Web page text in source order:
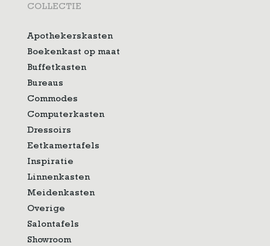
COLLECTIE
Apothekerskasten
Boekenkast op maat
Buffetkasten
Bureaus
Commodes
Computerkasten
Dressoirs
Eetkamertafels
Inspiratie
Linnenkasten
Meidenkasten
Overige
Salontafels
Showroom